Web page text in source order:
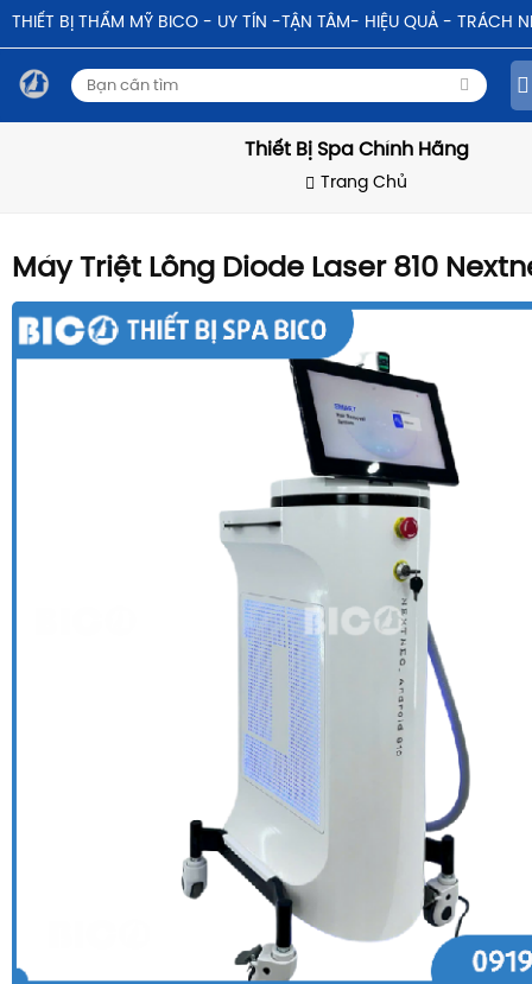
THIẾT BỊ THẨM MỸ BICO - UY TÍN -TẬN TÂM- HIỆU QUẢ - TRÁCH
Thiết Bị Spa Chính Hãng
Trang Chủ
Máy Triệt Lông Diode Laser 810